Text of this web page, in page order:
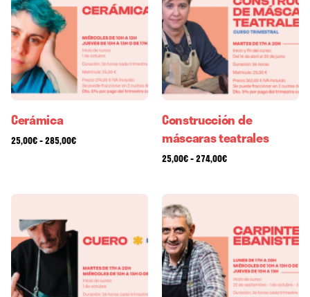
Cerámica
25,00€-285,00€
Construcción de
máscaras teatrales
25,00€-274,00€